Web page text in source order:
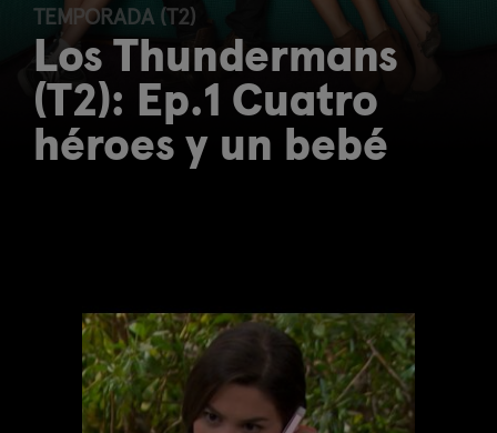
TEMPORADA (T2)
Los Thundermans
(T2): Ep.1 Cuatro
héroes y un bebé